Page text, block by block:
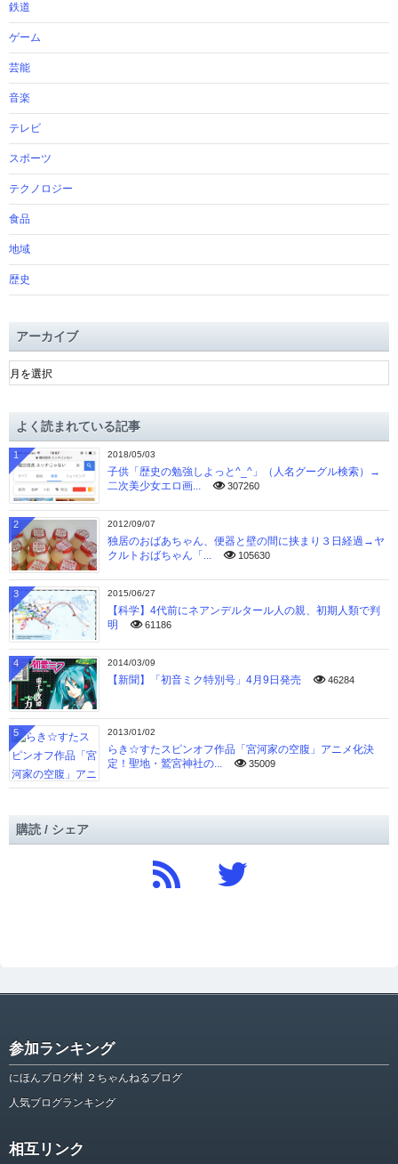
鉄道
ゲーム
芸能
音楽
テレビ
スポーツ
テクノロジー
食品
地域
歴史
アーカイブ
ア
ー
ブよく読まれている記事
2018/05/03
子供「歴史の勉強しよっと^_^」（人名グーグル検索）→
二次美少女エロ画...
307260
1
2012/09/07
独居のおばあちゃん、便器と壁の間に挟まり３日経過→ヤ
クルトおばちゃん「...
105630
2
2015/06/27
【科学】4代前にネアンデルタール人の親、初期人類で判
明
61186
3
2014/03/09
【新聞】「初音ミク特別号」4月9日発売 46284
4
2013/01/02
らき☆すたスピンオフ作品「宮河家の空腹」アニメ化決
定！聖地・鷲宮神社の...
35009
5
購読 / シェア
参加ランキング
にほんブログ村 ２ちゃんねるブログ
人気ブログランキング
相互リンク